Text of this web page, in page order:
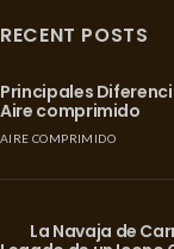
RECENT POSTS
Principales
Aire comprimido
AIRE COMPRIMIDO
La Navaja de